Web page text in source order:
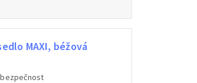
MAXI, béžová